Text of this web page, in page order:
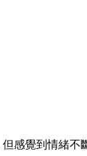
感覺到情緒不